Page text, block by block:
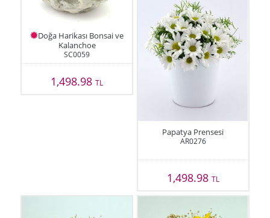
Doğa Harikası Bonsai ve
Kalanchoe
SC0059
1,498.98TL
Papatya Prensesi
AR0276
1,498.98 TL